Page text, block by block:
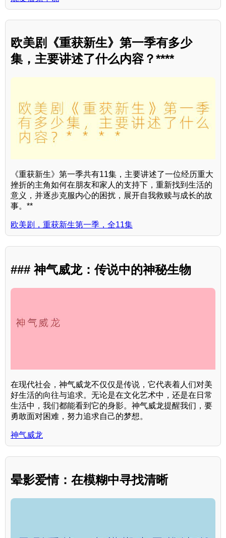
欧美剧《重获新生》第一季有多少
集，主要讲述了什么内容？****
《重获新生》第一季共有11集，主要讲述了一位经历重大
挫折的主角如何在朋友和家人的支持下，重新找到生活的
意义，并逐步克服内心的困扰，展开自我救赎与成长的故
事。**
欧美剧，重获新生第一季，全11集
### 神气威龙：传说中的神秘生物
在现代社会，神气威龙不仅仅是传说，它代表着人们对美
好生活的向往与追求。无论是在文化艺术中，还是在日常
生活中，我们都能看到它的身影。神气威龙提醒我们，要
勇敢面对困难，努力追求自己的梦想。
神气威龙
晕影爱情：在模糊中寻找清晰